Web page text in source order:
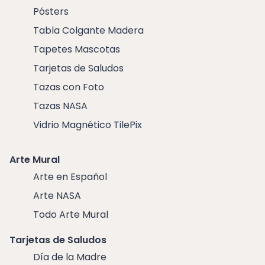
Pósters
Tabla Colgante Madera
Tapetes Mascotas
Tarjetas de Saludos
Tazas con Foto
Tazas NASA
Vidrio Magnético TilePix
Arte Mural
Arte en Español
Arte NASA
Todo Arte Mural
Tarjetas de Saludos
Día de la Madre